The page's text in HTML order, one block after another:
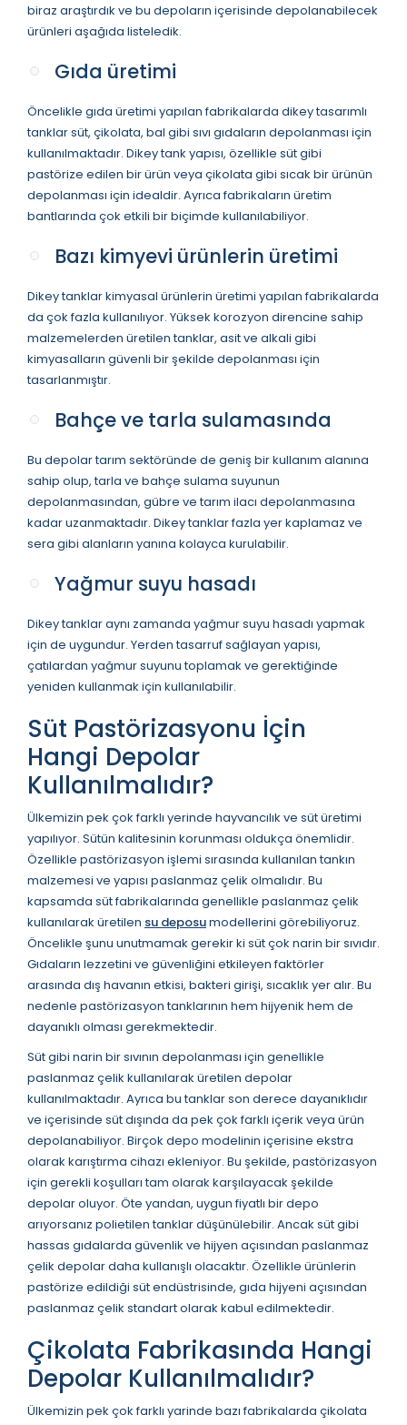
biraz araştırdık ve bu depoların içerisinde depolanabilecek
ürünleri aşağıda listeledik.
Gıda üretimi
Öncelikle gıda üretimi yapılan fabrikalarda dikey tasarımlı
tanklar süt, çikolata, bal gibi sıvı gıdaların depolanması için
kullanılmaktadır. Dikey tank yapısı, özellikle süt gibi
pastörize edilen bir ürün veya çikolata gibi sıcak bir ürünün
depolanması için idealdir. Ayrıca fabrikaların üretim
bantlarında çok etkili bir biçimde kullanılabiliyor.
Bazı kimyevi ürünlerin üretimi
Dikey tanklar kimyasal ürünlerin üretimi yapılan fabrikalarda
da çok fazla kullanılıyor. Yüksek korozyon direncine sahip
malzemelerden üretilen tanklar, asit ve alkali gibi
kimyasalların güvenli bir şekilde depolanması için
tasarlanmıştır.
Bahçe ve tarla sulamasında
Bu depolar tarım sektöründe de geniş bir kullanım alanına
sahip olup, tarla ve bahçe sulama suyunun
depolanmasından, gübre ve tarım ilacı depolanmasına
kadar uzanmaktadır. Dikey tanklar fazla yer kaplamaz ve
sera gibi alanların yanına kolayca kurulabilir.
Yağmur suyu hasadı
Dikey tanklar aynı zamanda yağmur suyu hasadı yapmak
için de uygundur. Yerden tasarruf sağlayan yapısı,
çatılardan yağmur suyunu toplamak ve gerektiğinde
yeniden kullanmak için kullanılabilir.
Süt Pastörizasyonu İçin
Hangi Depolar
Kullanılmalıdır?
Ülkemizin pek çok farklı yerinde hayvancılık ve süt üretimi
yapılıyor. Sütün kalitesinin korunması oldukça önemlidir.
Özellikle pastörizasyon işlemi sırasında kullanılan tankın
malzemesi ve yapısı paslanmaz çelik olmalıdır. Bu
kapsamda süt fabrikalarında genellikle paslanmaz çelik
kullanılarak üretilen su deposumodellerini görebiliyoruz.
Öncelikle şunu unutmamak gerekir ki süt çok narin bir sıvıdır.
Gıdaların lezzetini ve güvenliğini etkileyen faktörler
arasında dış havanın etkisi, bakteri girişi, sıcaklık yer alır. Bu
nedenle pastörizasyon tanklarının hem hijyenik hem de
dayanıklı olması gerekmektedir.
Süt gibi narin bir sıvının depolanması için genellikle
paslanmaz çelik kullanılarak üretilen depolar
kullanılmaktadır. Ayrıca bu tanklar son derece dayanıklıdır
ve içerisinde süt dışında da pek çok farklı içerik veya ürün
depolanabiliyor. Birçok depo modelinin içerisine ekstra
olarak karıştırma cihazı ekleniyor. Bu şekilde, pastörizasyon
için gerekli koşulları tam olarak karşılayacak şekilde
depolar oluyor. Öte yandan, uygun fiyatlı bir depo
arıyorsanız polietilen tanklar düşünülebilir. Ancak süt gibi
hassas gıdalarda güvenlik ve hijyen açısından paslanmaz
çelik depolar daha kullanışlı olacaktır. Özellikle ürünlerin
pastörize edildiği süt endüstrisinde, gıda hijyeni açısından
paslanmaz çelik standart olarak kabul edilmektedir.
Çikolata Fabrikasında Hangi
Depolar Kullanılmalıdır?
Ülkemizin pek çok farklı yarinde bazı fabrikalarda çikolata